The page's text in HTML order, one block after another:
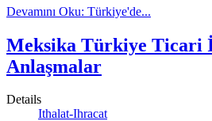
Devamını Oku: Türkiye'de...
Meksika Türkiye Ticari
Anlaşmalar
Details
Ithalat-Ihracat